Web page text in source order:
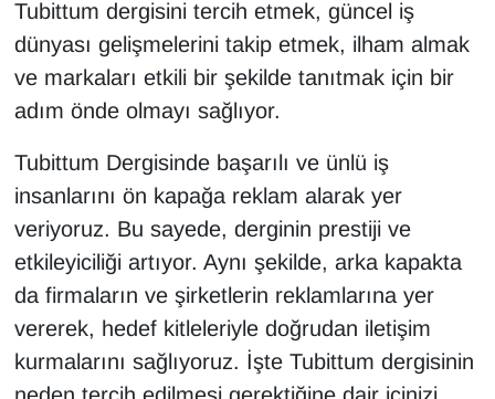
Tubittum dergisini tercih etmek, güncel iş
dünyası gelişmelerini takip etmek, ilham almak
ve markaları etkili bir şekilde tanıtmak için bir
adım önde olmayı sağlıyor.
Tubittum Dergisinde başarılı ve ünlü iş
insanlarını ön kapağa reklam alarak yer
veriyoruz. Bu sayede, derginin prestiji ve
etkileyiciliği artıyor. Aynı şekilde, arka kapakta
da firmaların ve şirketlerin reklamlarına yer
vererek, hedef kitleleriyle doğrudan iletişim
kurmalarını sağlıyoruz. İşte Tubittum dergisinin